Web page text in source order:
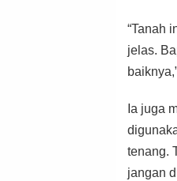
“Tanah
jelas.
Ia juga
tenang.
jangan